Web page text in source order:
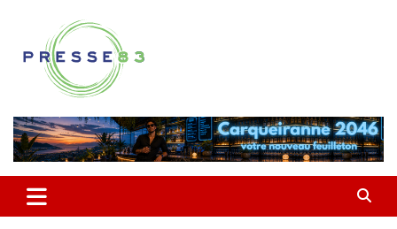
contenu
Presse 83